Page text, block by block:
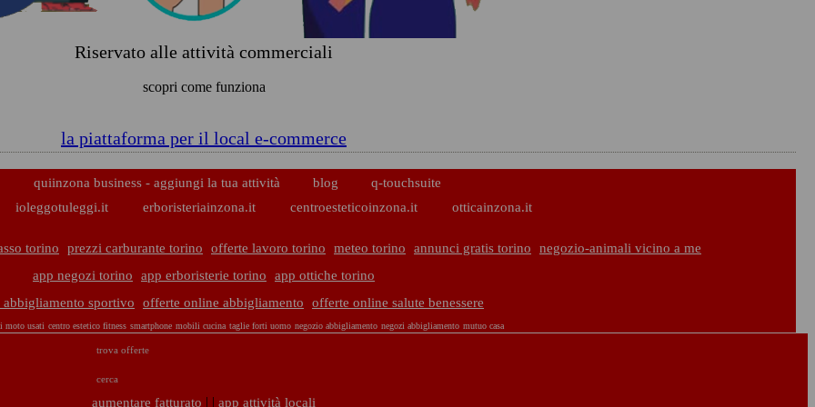
Riservato alle attività commerciali
scopri come funziona
la piattaforma per il local e-commerce
quiinzona business - aggiungi la tua attività blog
q-touchsuite
ioleggotuleggi.it
erboristeriainzona.it centroesteticoinzona.it otticainzona.it
torino prezzi carburante torino offerte lavoro torino meteo torino annunci gratis torino
negozio-animali vicino a me
app negozi torino
app erboristerie torino
app ottiche torino
sportivo
offerte online abbigliamento offerte online salute benessere
moto usati centro estetico fitness smartphone mobili cucina taglie forti uomo negozio abbigliamento negozi abbigliamento mutuo casa
trova offerte
cerca
aumentare fatturato | | app attività locali